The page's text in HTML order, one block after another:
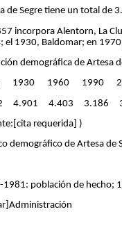
de Segre tiene un total de
incorpora Alentorn, La
el 1930, Baldomar; en
demográfica de Artesa
1930 1960 1990
4.901 4.403 3.186
requerida] )
demográfico de Artesa de
1981: población de hecho;